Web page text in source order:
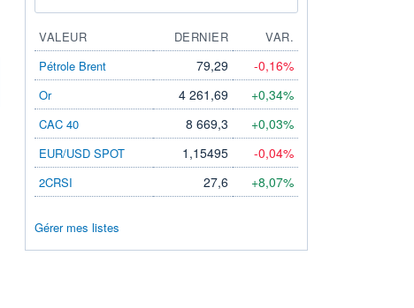
VALEUR DERNIER
VAR.
Pétrole Brent
79,29 -0,16%
Or 4 261,69 +0,34%
CAC 40 8 669,3 +0,03%
EUR/USD SPOT 1,15495 -0,04%
2CRSI 27,6 +8,07%
Gérer mes listes